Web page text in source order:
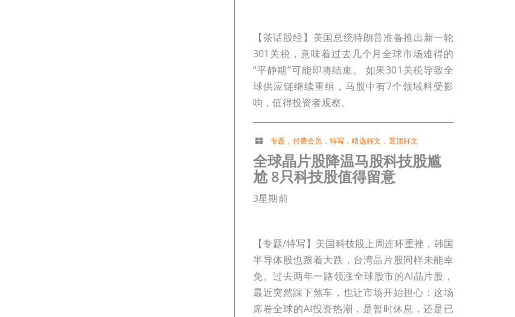
【茶话股经】美国总统特朗普准备推出新一轮
301关税，意味着过去几个月全球市场难得的
“平静期”可能即将结束。 如果301关税导致全
球供应链继续重组，马股中有7个领域料受影
响，值得投资者观察。
专题 ， 付费会员 ， 特写 ，精选好文 ， 置顶好文
全球晶片股降温马股科技股尴
尬 8只科技股值得留意
3星期前
【专题/特写】美国科技股上周连环重挫，韩国
半导体股也跟着大跌，台湾晶片股同样未能幸
免。过去两年一路领涨全球股市的AI晶片股，
最近突然踩下煞车，也让市场开始担心：这场
席卷全球的AI投资热潮，是暂时休息，还是已